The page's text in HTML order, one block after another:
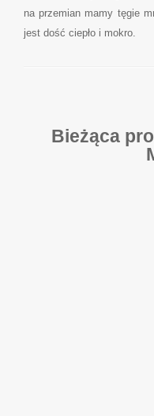
na przemian mamy tęgie
jest dość ciepło i mokro.
Bieżąca